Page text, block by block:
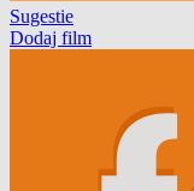
Sugestie
Dodaj film